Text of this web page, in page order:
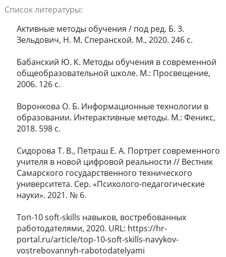
Список литературы:
Активные методы обучения / под ред. Б. З.
Зельдович, Н. М. Сперанской. М., 2020. 246 с.
Бабанский Ю. К. Методы обучения в современной
общеобразовательной школе. М.: Просвещение,
2006. 126 с.
Воронкова О. Б. Информационные технологии в
образовании. Интерактивные методы. М.: Феникс,
2018. 598 c.
Сидорова Т. В., Петраш Е. А. Портрет современного
учителя в новой цифровой реальности // Вестник
Самарского государственного технического
университета. Сер. «Психолого-педагогические
науки». 2021. № 6.
Топ-10 soft-skills навыков, востребованных
работодателями, 2020. URL: https://hr-
portal.ru/article/top-10-soft-skills-navykov-
vostrebovannyh-rabotodatelyami